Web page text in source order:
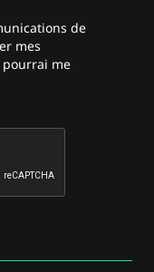
de
mes
pourrai me